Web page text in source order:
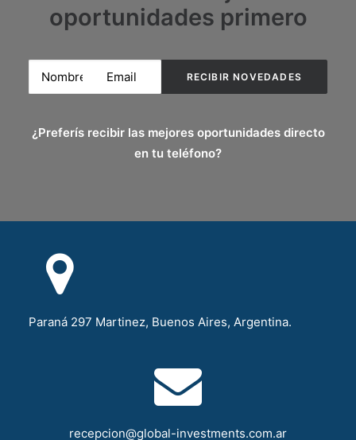
oportunidades primero
¿Preferís recibir las mejores oportunidades directo
en tu teléfono?
Paraná 297 Martinez, Buenos Aires, Argentina.
recepcion@global-investments.com.ar